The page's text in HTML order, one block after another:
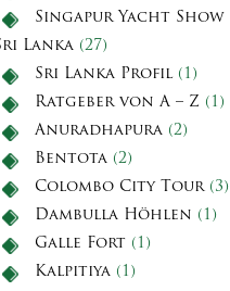
Singapur Yacht Show
Lanka (27)
Sri Lanka Profil (1)
Ratgeber von A – Z (1)
Anuradhapura (2)
Bentota (2)
Colombo City Tour(3)
Dambulla Höhlen (1)
Galle Fort (1)
Kalpitiya (1)